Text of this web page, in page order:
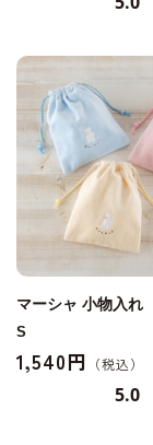
マーシャ 小物入れ
S
1,540円
5.0